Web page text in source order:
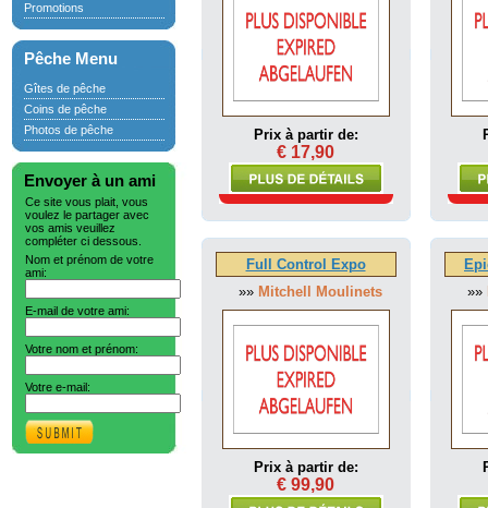
Promotions
Pêche Menu
Gîtes de pêche
Coins de pêche
Photos de pêche
Envoyer à un ami
Ce site vous plait, vous
voulez le partager avec
vos amis veuillez
compléter ci dessous.
Nom et prénom de votre
ami:
E-mail de votre ami:
Votre nom et prénom:
Votre e-mail:
Prix à partir de:
€ 17,90
Full Control Expo
»» Mitchell Moulinets
Prix à partir de:
€ 99,90
»»